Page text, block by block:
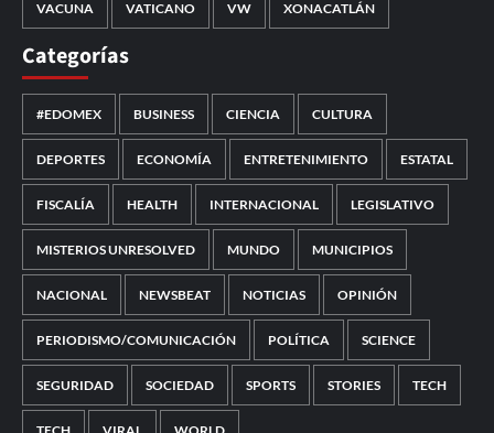
VACUNA VATICANO VW XONACATLÁN
Categorías
#EDOMEX BUSINESS CIENCIA CULTURA
DEPORTES ECONOMÍA ENTRETENIMIENTO ESTATAL
FISCALÍA HEALTH INTERNACIONAL LEGISLATIVO
MISTERIOS UNRESOLVED MUNDO MUNICIPIOS
NACIONAL NEWSBEAT NOTICIAS OPINIÓN
PERIODISMO/COMUNICACIÓN POLÍTICA SCIENCE
SEGURIDAD SOCIEDAD SPORTS STORIES TECH